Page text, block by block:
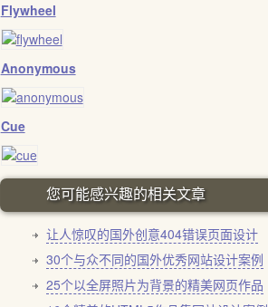
Flywheel
Anonymous
Cue
您可能感兴趣的相关文章
让人惊叹的国外创意404错误页面设计
30个与众不同的国外优秀网站设计案例
25个以全屏照片为背景的精美网页作品